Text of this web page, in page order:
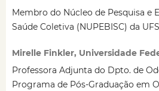
Membro do Núcleo de Pesquisa e
Saúde Coletiva (NUPEBISC) da
Mirelle Finkler, Universidade
Professora Adjunta do Dpto. de
Programa de Pós-Graduação em